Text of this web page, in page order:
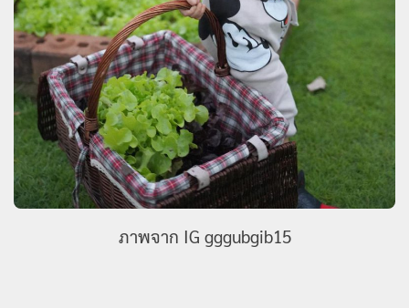
ภาพจาก IG gggubgib15